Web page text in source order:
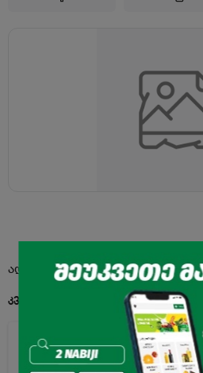
აღწერა
კვებითი ღირებულება 100გ.
ენერგეტიკული ღირებულება